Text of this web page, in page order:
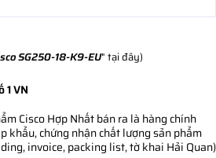
SG250-18-K9-EU" tại đây)
VN
Cisco Hợp Nhất bán ra là hàng chính
khẩu, chứng nhận chất lượng sản phẩm
invoice, packing list, tờ khai Hải Quan)